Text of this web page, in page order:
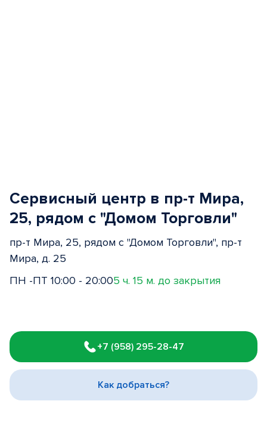
Сервисный центр в пр-т Мира,
25, рядом с "Домом Торговли"
пр-т Мира, 25, рядом с "Домом Торговли", пр-т
Мира, д. 25
ПН -ПТ 10:00 - 20:005 ч. 15 м. до закрытия
1
of
3
+7 (958) 295-28-47
Как добраться?